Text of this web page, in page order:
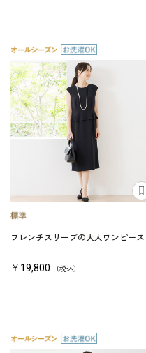
フレンチスリーブの大人ワンピース
￥19,800 （税込）